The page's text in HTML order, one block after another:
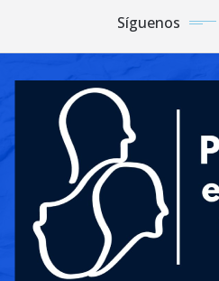
Síguenos